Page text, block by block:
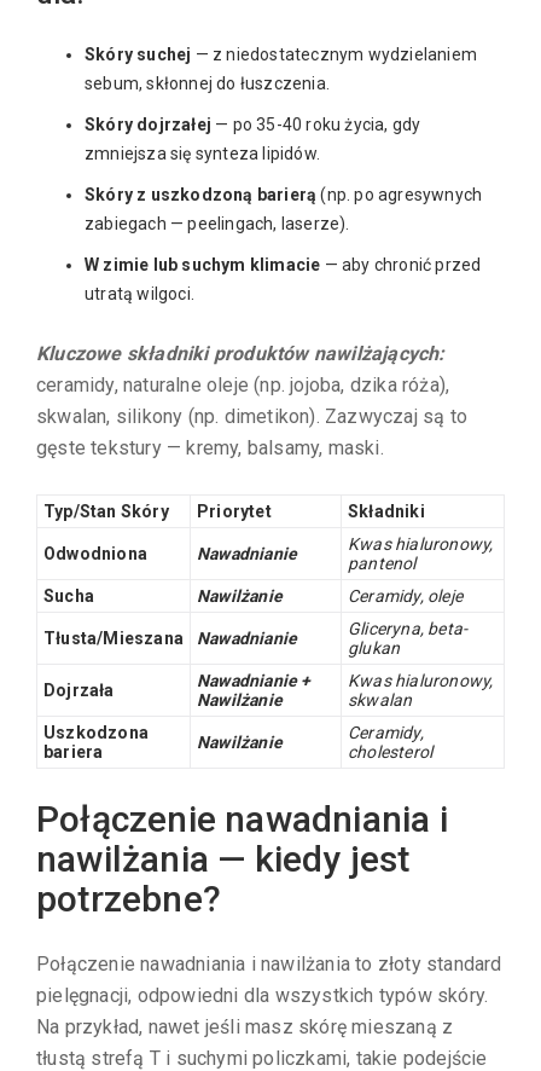
Skóry suchej — z niedostatecznym wydzielaniem
sebum, skłonnej do łuszczenia.
Skóry dojrzałej — po 35-40 roku życia, gdy
zmniejsza się synteza lipidów.
Skóry z uszkodzoną barierą (np. po agresywnych
zabiegach — peelingach, laserze).
W zimie lub suchym klimacie — aby chronić przed
utratą wilgoci.
Kluczowe składniki produktów nawilżających:
ceramidy, naturalne oleje (np. jojoba, dzika róża),
skwalan, silikony (np. dimetikon). Zazwyczaj są to
gęste tekstury — kremy, balsamy, maski.
Typ/Stan Skóry Priorytet Składniki
Odwodniona Nawadnianie
Kwas hialuronowy,
pantenol
Sucha
Nawilżanie Ceramidy, oleje
Tłusta/Mieszana Nawadnianie
Gliceryna, beta-
glukan
Dojrzała
Nawadnianie +
Nawilżanie
Kwas hialuronowy,
skwalan
Uszkodzona
bariera
Nawilżanie
Ceramidy,
cholesterol
Połączenie nawadniania i
nawilżania — kiedy jest
potrzebne?
Połączenie nawadniania i nawilżania to złoty standard
pielęgnacji, odpowiedni dla wszystkich typów skóry.
Na przykład, nawet jeśli masz skórę mieszaną z
tłustą strefą T i suchymi policzkami, takie podejście